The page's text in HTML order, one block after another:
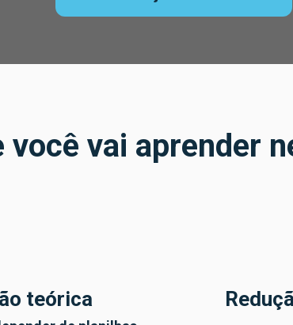
você vai aprender
teórica